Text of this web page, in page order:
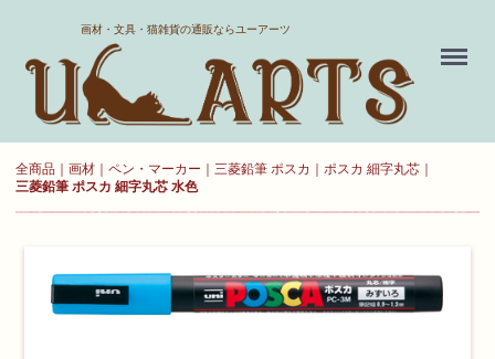
画材・文具・猫雑貨の通販ならユーアーツ
Menu
全商品 画材 ペン・マーカー 三菱鉛筆 ポスカ
ポスカ 細字丸芯
三菱鉛筆 ポスカ 細字丸芯 水色
ホーム
送料について
ログイン